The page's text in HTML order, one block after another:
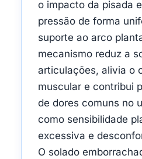
o impacto da pisada
pressão de forma
suporte ao arco
mecanismo reduz a
articulações, alivia o
muscular e contribui
de dores comuns no
como sensibilidade
excessiva e
O solado